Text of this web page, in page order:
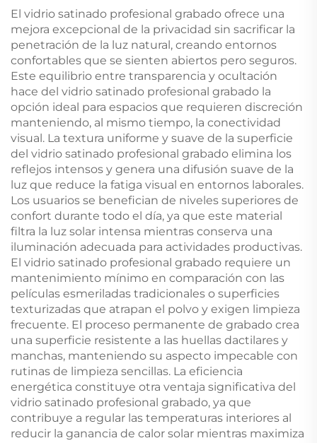
El vidrio satinado profesional grabado ofrece una
mejora excepcional de la privacidad sin sacrificar la
penetración de la luz natural, creando entornos
confortables que se sienten abiertos pero seguros.
Este equilibrio entre transparencia y ocultación
hace del vidrio satinado profesional grabado la
opción ideal para espacios que requieren discreción
manteniendo, al mismo tiempo, la conectividad
visual. La textura uniforme y suave de la superficie
del vidrio satinado profesional grabado elimina los
reflejos intensos y genera una difusión suave de la
luz que reduce la fatiga visual en entornos laborales.
Los usuarios se benefician de niveles superiores de
confort durante todo el día, ya que este material
filtra la luz solar intensa mientras conserva una
iluminación adecuada para actividades productivas.
El vidrio satinado profesional grabado requiere un
mantenimiento mínimo en comparación con las
películas esmeriladas tradicionales o superficies
texturizadas que atrapan el polvo y exigen limpieza
frecuente. El proceso permanente de grabado crea
una superficie resistente a las huellas dactilares y
manchas, manteniendo su aspecto impecable con
rutinas de limpieza sencillas. La eficiencia
energética constituye otra ventaja significativa del
vidrio satinado profesional grabado, ya que
contribuye a regular las temperaturas interiores al
reducir la ganancia de calor solar mientras maximiza